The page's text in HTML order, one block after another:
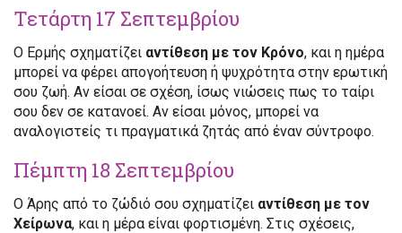
Τετάρτη 17 Σεπτεμβρίου
Ο Ερμής σχηματίζει αντίθεση με τον Κρόνο, και η ημέρα
μπορεί να φέρει απογοήτευση ή ψυχρότητα στην ερωτική
σου ζωή. Αν είσαι σε σχέση, ίσως νιώσεις πως το ταίρι
σου δεν σε κατανοεί. Αν είσαι μόνος, μπορεί να
αναλογιστείς τι πραγματικά ζητάς από έναν σύντροφο.
Πέμπτη 18 Σεπτεμβρίου
Ο Άρης από το ζώδιό σου σχηματίζει αντίθεση με τον
Χείρωνα, και η μέρα είναι φορτισμένη. Στις σχέσεις,